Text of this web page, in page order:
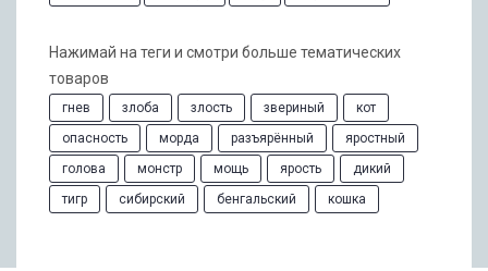
Нажимай на теги и смотри больше тематических
товаров
гнев злоба злость звериный
кот
опасность
морда разъярённый
яростный
голова
монстр мощь ярость
дикий
тигр
сибирский бенгальский кошка